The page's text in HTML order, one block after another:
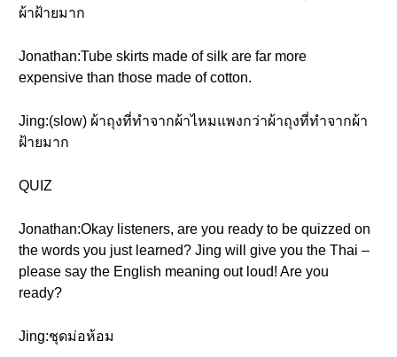
ผ้าฝ้ายมาก
Jonathan:Tube skirts made of silk are far more
expensive than those made of cotton.
Jing:(slow) ผ้าถุงที่ทำจากผ้าไหมแพงกว่าผ้าถุงที่ทำจากผ้า
ฝ้ายมาก
QUIZ
Jonathan:Okay listeners, are you ready to be quizzed on
the words you just learned? Jing will give you the Thai –
please say the English meaning out loud! Are you
ready?
Jing:ชุดม่อห้อม